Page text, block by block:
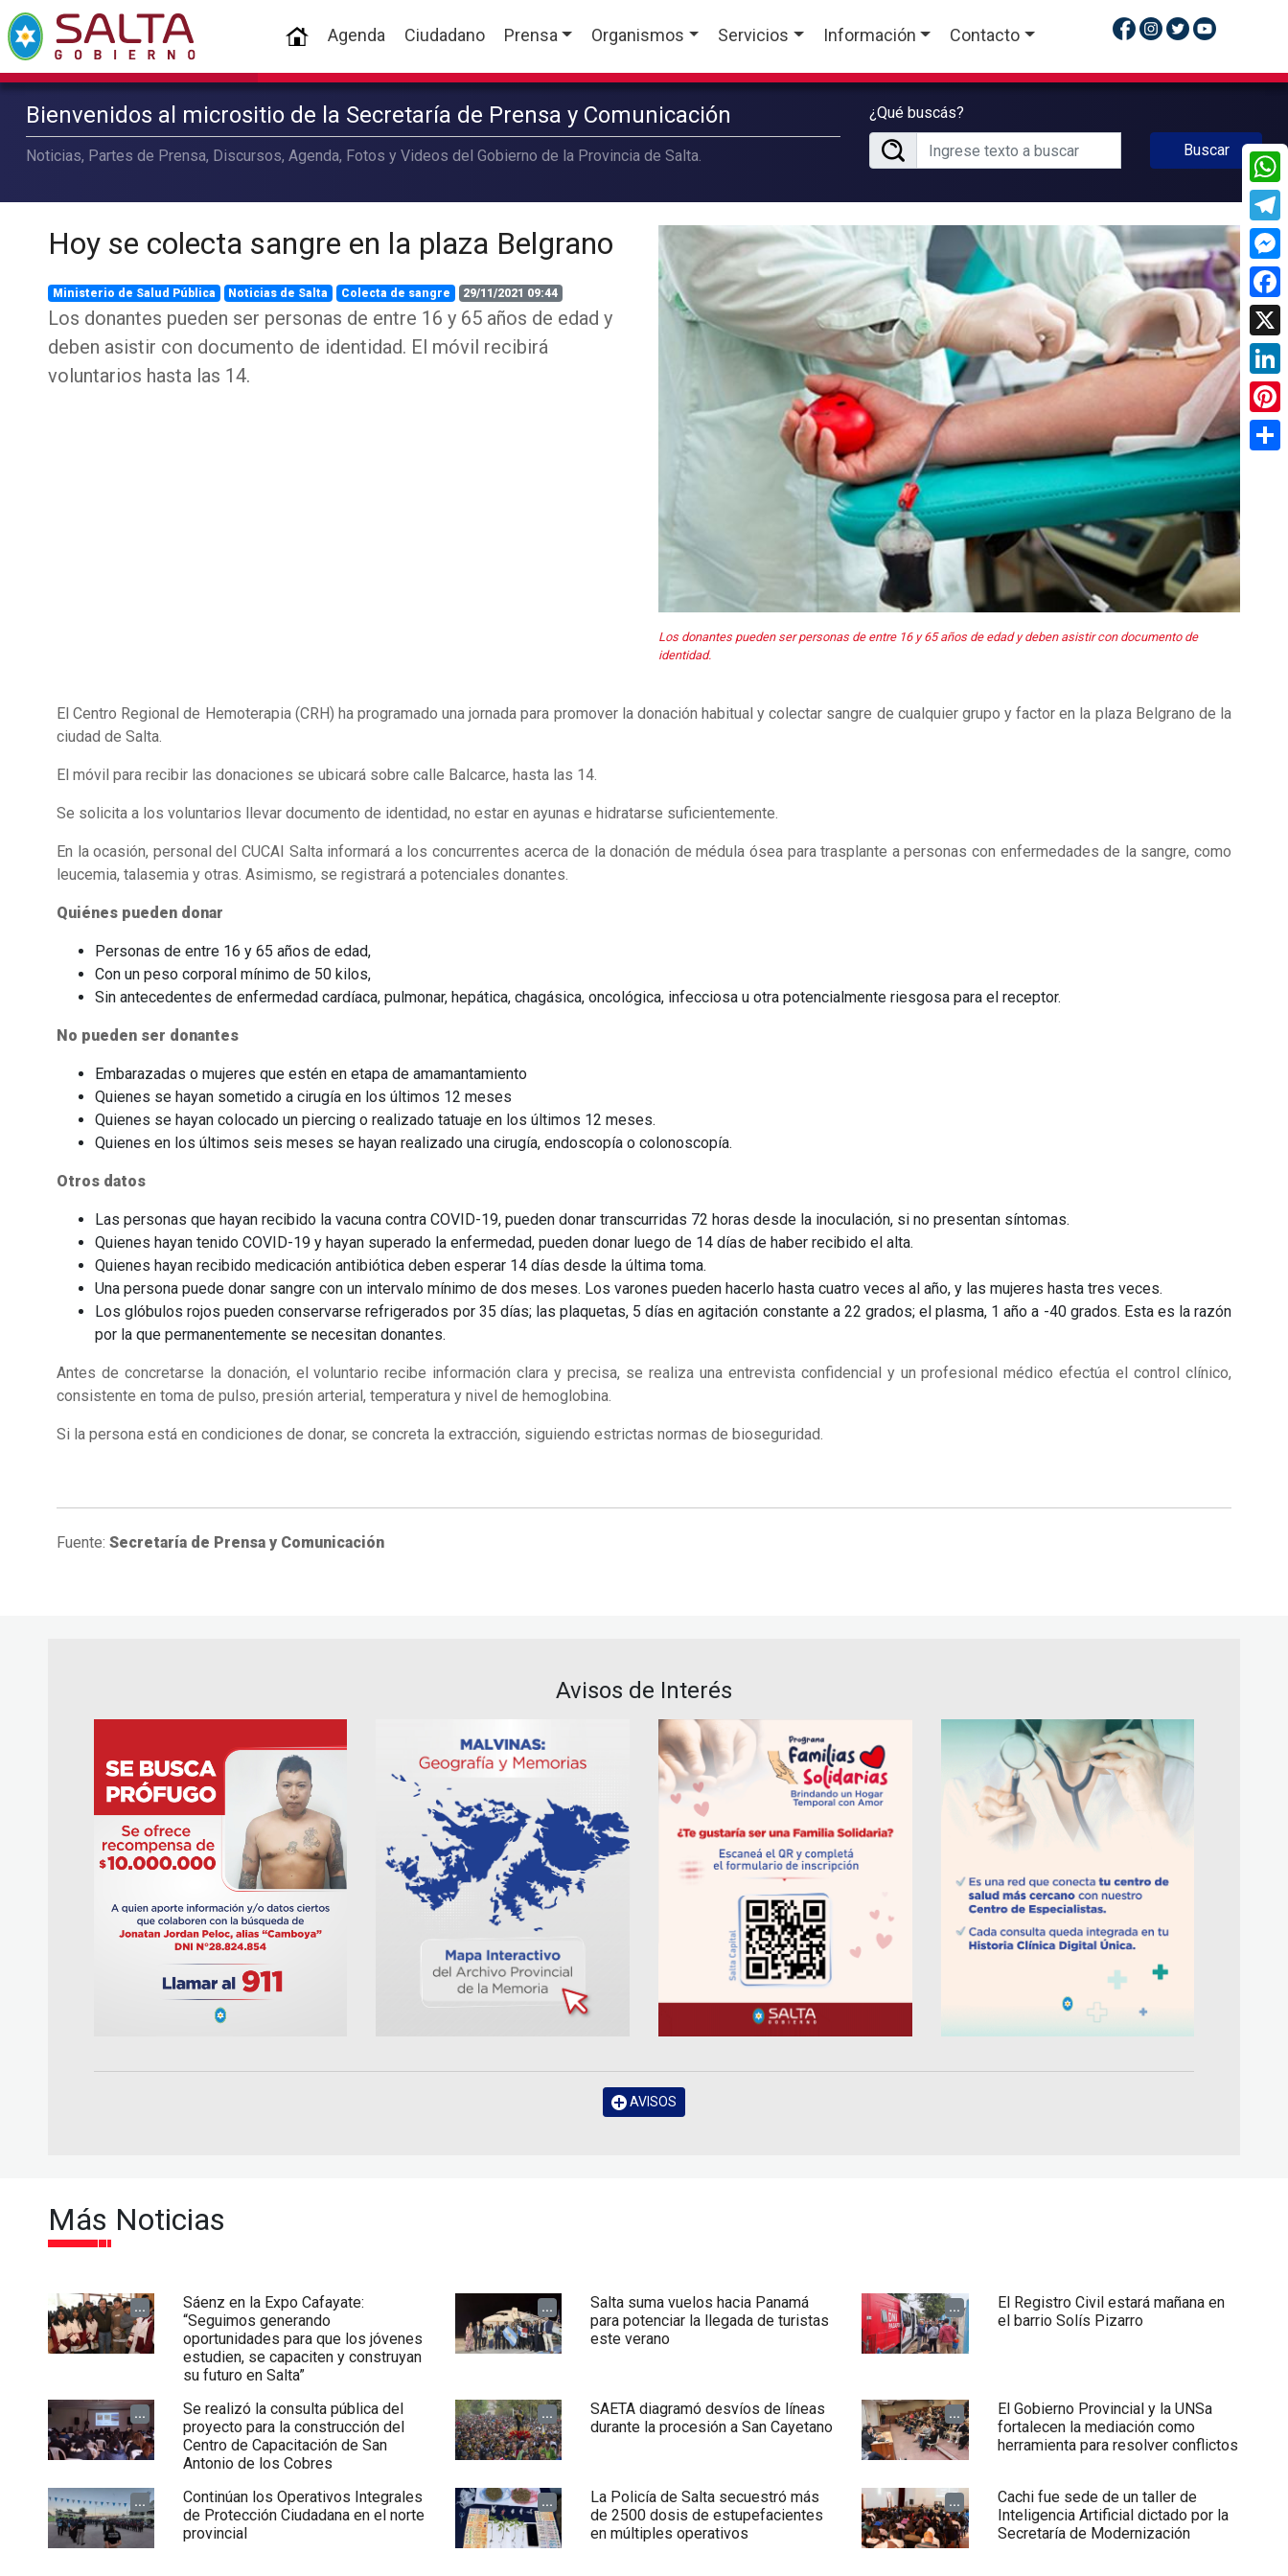
(current)
Agenda Ciudadano Prensa Organismos Servicios Información Contacto
Bienvenidos al micrositio de la Secretaría de Prensa y Comunicación
Noticias, Partes de Prensa, Discursos, Agenda, Fotos y Videos del Gobierno de la Provincia de Salta.
¿Qué buscás?
Buscar
Hoy se colecta sangre en la plaza Belgrano
Ministerio de Salud Pública Noticias de Salta Colecta de sangre 29/11/2021 09:44
Los donantes pueden ser personas de entre 16 y 65 años de edad y
deben asistir con documento de identidad. El móvil recibirá
voluntarios hasta las 14.
Los donantes pueden ser personas de entre 16 y 65 años de edad y deben asistir con documento de
identidad.
El Centro Regional de Hemoterapia (CRH) ha programado una jornada para promover la donación habitual y colectar sangre de cualquier grupo y factor en la plaza Belgrano de la
ciudad de Salta.
El móvil para recibir las donaciones se ubicará sobre calle Balcarce, hasta las 14.
Se solicita a los voluntarios llevar documento de identidad, no estar en ayunas e hidratarse suficientemente.
En la ocasión, personal del CUCAI Salta informará a los concurrentes acerca de la donación de médula ósea para trasplante a personas con enfermedades de la sangre, como
leucemia, talasemia y otras. Asimismo, se registrará a potenciales donantes.
Quiénes pueden donar
Personas de entre 16 y 65 años de edad,
Con un peso corporal mínimo de 50 kilos,
Sin antecedentes de enfermedad cardíaca, pulmonar, hepática, chagásica, oncológica, infecciosa u otra potencialmente riesgosa para el receptor.
No pueden ser donantes
Embarazadas o mujeres que estén en etapa de amamantamiento
Quienes se hayan sometido a cirugía en los últimos 12 meses
Quienes se hayan colocado un piercing o realizado tatuaje en los últimos 12 meses.
Quienes en los últimos seis meses se hayan realizado una cirugía, endoscopía o colonoscopía.
Otros datos
Las personas que hayan recibido la vacuna contra COVID-19, pueden donar transcurridas 72 horas desde la inoculación, si no presentan síntomas.
Quienes hayan tenido COVID-19 y hayan superado la enfermedad, pueden donar luego de 14 días de haber recibido el alta.
Quienes hayan recibido medicación antibiótica deben esperar 14 días desde la última toma.
Una persona puede donar sangre con un intervalo mínimo de dos meses. Los varones pueden hacerlo hasta cuatro veces al año, y las mujeres hasta tres veces.
Los glóbulos rojos pueden conservarse refrigerados por 35 días; las plaquetas, 5 días en agitación constante a 22 grados; el plasma, 1 año a -40 grados. Esta es la razón
por la que permanentemente se necesitan donantes.
Antes de concretarse la donación, el voluntario recibe información clara y precisa, se realiza una entrevista confidencial y un profesional médico efectúa el control clínico,
consistente en toma de pulso, presión arterial, temperatura y nivel de hemoglobina.
Si la persona está en condiciones de donar, se concreta la extracción, siguiendo estrictas normas de bioseguridad.
Fuente: Secretaría de Prensa y Comunicación
Avisos de Interés
AVISOS
Más Noticias
...
Sáenz en la Expo Cafayate:
“Seguimos generando
oportunidades para que los jóvenes
estudien, se capaciten y construyan
su futuro en Salta”
...
Salta suma vuelos hacia Panamá
para potenciar la llegada de turistas
este verano
...
El Registro Civil estará mañana en
el barrio Solís Pizarro
...
Se realizó la consulta pública del
proyecto para la construcción del
Centro de Capacitación de San
Antonio de los Cobres
...
SAETA diagramó desvíos de líneas
durante la procesión a San Cayetano
...
El Gobierno Provincial y la UNSa
fortalecen la mediación como
herramienta para resolver conflictos
...
Continúan los Operativos Integrales
de Protección Ciudadana en el norte
provincial
...
La Policía de Salta secuestró más
de 2500 dosis de estupefacientes
en múltiples operativos
...
Cachi fue sede de un taller de
Inteligencia Artificial dictado por la
Secretaría de Modernización
X